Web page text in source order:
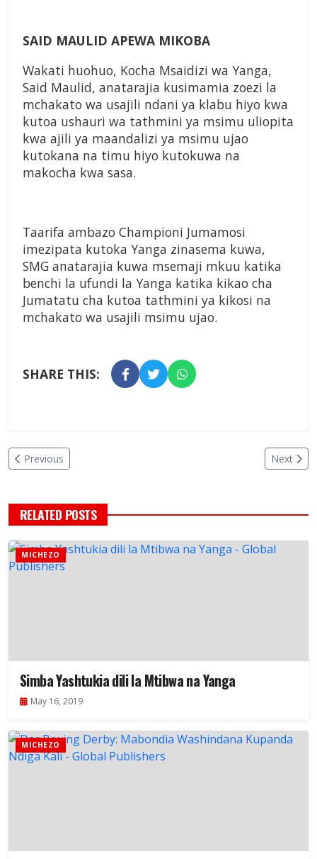
SAID MAULID APEWA MIKOBA
Wakati huohuo, Kocha Msaidizi wa Yanga,
Said Maulid, anatarajia kusimamia zoezi la
mchakato wa usajili ndani ya klabu hiyo kwa
kutoa ushauri wa tathmini ya msimu uliopita
kwa ajili ya maandalizi ya msimu ujao
kutokana na timu hiyo kutokuwa na
makocha kwa sasa.
Taarifa ambazo Championi Jumamosi
imezipata kutoka Yanga zinasema kuwa,
SMG anatarajia kuwa msemaji mkuu katika
benchi la ufundi la Yanga katika kikao cha
Jumatatu cha kutoa tathmini ya kikosi na
mchakato wa usajili msimu ujao.
SHARE THIS:
Previous Next
RELATED POSTS
MICHEZO
Simba Yashtukia dili la Mtibwa na Yanga
May 16, 2019
MICHEZO